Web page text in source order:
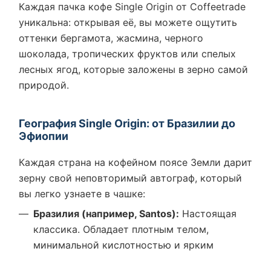
Каждая пачка кофе Single Origin от Coffeetrade
уникальна: открывая её, вы можете ощутить
оттенки бергамота, жасмина, черного
шоколада, тропических фруктов или спелых
лесных ягод, которые заложены в зерно самой
природой.
География Single Origin: от Бразилии до
Эфиопии
Каждая страна на кофейном поясе Земли дарит
зерну свой неповторимый автограф, который
вы легко узнаете в чашке:
Бразилия (например, Santos): Настоящая
классика. Обладает плотным телом,
минимальной кислотностью и ярким